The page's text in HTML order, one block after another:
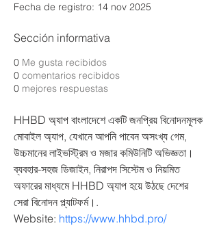
Fecha de registro: 14 nov 2025
Sección informativa
0 Me gusta recibidos
0 comentarios recibidos
0 mejores respuestas
HHBD অ্যাপ বাংলাদেশে একটি জনপ্রিয় বিনোদনমূলক
মোবাইল অ্যাপ, যেখানে আপনি পাবেন অসংখ্য গেম,
উচ্চমানের লাইভস্ট্রিম ও মজার কমিউনিটি অভিজ্ঞতা।
ব্যবহার-সহজ ডিজাইন, নিরাপদ সিস্টেম ও নিয়মিত
অফারের মাধ্যমে HHBD অ্যাপ হয়ে উঠছে দেশের
সেরা বিনোদন প্ল্যাটফর্ম।.
Website: https://www.hhbd.pro/